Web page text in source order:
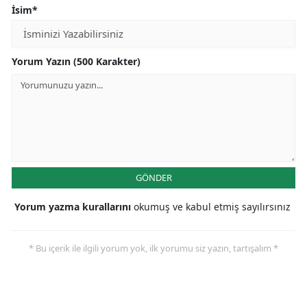
İsim*
Yorum Yazın (500 Karakter)
GÖNDER
Yorum yazma kurallarını okumuş ve kabul etmiş sayılırsınız
* Bu içerik ile ilgili yorum yok, ilk yorumu siz yazın, tartışalım *